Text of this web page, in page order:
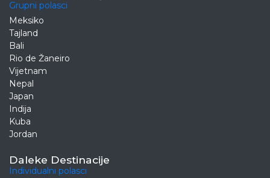
Grupni polasci
Meksiko
Tajland
Bali
Rio de Žaneiro
Vijetnam
Nepal
Japan
Indija
Kuba
Jordan
Daleke Destinacije
Individualni polasci